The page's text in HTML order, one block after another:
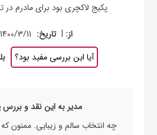
پکیج لاکچری بود برای مادرم
از: | تاریخ: 1400/3/11 12:26
آیا این بررسی مفید بود؟
مدیر به این نقد و بررس
چه انتخاب سالم و زیبایی. ممنون که